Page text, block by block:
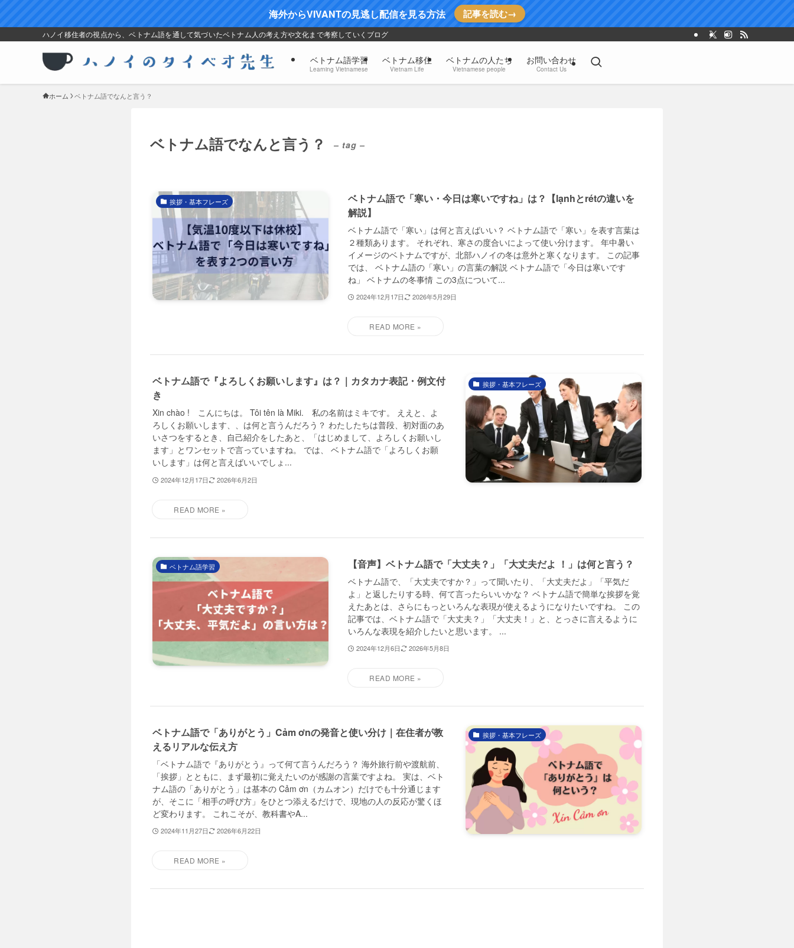
海外からVIVANTの見逃し配信を見る方法 記事を読む→
ハノイ移住者の視点から、ベトナム語を通して気づいたベトナム人の考え方や文化まで考察していくブログ
ベトナム語学習
Learning Vietnamese
ベトナム移住
Vietnam Life
ベトナムの人たち
Vietnamese people
お問い合わせ
Contact Us
ホーム ベトナム語でなんと言う？
ベトナム語でなんと言う？ – tag –
挨拶・基本フレーズ
ベトナム語で「寒い・今日は寒いですね」は？【lạnhとrétの違いを
解説】
ベトナム語で「寒い」は何と言えばいい？ ベトナム語で「寒い」を表す言葉は
２種類あります。 それぞれ、寒さの度合いによって使い分けます。 年中暑い
イメージのベトナムですが、北部ハノイの冬は意外と寒くなります。 この記事
では、 ベトナム語の「寒い」の言葉の解説 ベトナム語で「今日は寒いです
ね」 ベトナムの冬事情 この3点について...
2024年12月17日 2026年5月29日
挨拶・基本フレーズ
ベトナム語で『よろしくお願いします』は？｜カタカナ表記・例文付
き
Xin chào ! こんにちは。 Tôi tên là Miki. 私の名前はミキです。 ええと、よ
ろしくお願いします、、は何と言うんだろう？ わたしたちは普段、初対面のあ
いさつをするとき、自己紹介をしたあと、「はじめまして、よろしくお願いし
ます」とワンセットで言っていますね。 では、 ベトナム語で「よろしくお願
いします」は何と言えばいいでしょ...
2024年12月17日 2026年6月2日
ベトナム語学習 【音声】ベトナム語で「大丈夫？」「大丈夫だよ ！」は何と言う？
ベトナム語で、「大丈夫ですか？」って聞いたり、「大丈夫だよ」「平気だ
よ」と返したりする時、何て言ったらいいかな？ ベトナム語で簡単な挨拶を覚
えたあとは、さらにもっといろんな表現が使えるようになりたいですね。 この
記事では、ベトナム語で「大丈夫？」「大丈夫！」と、とっさに言えるように
いろんな表現を紹介したいと思います。 ...
2024年12月6日 2026年5月8日
挨拶・基本フレーズ
ベトナム語で「ありがとう」Cảm ơnの発音と使い分け｜在住者が教
えるリアルな伝え方
「ベトナム語で『ありがとう』って何て言うんだろう？ 海外旅行前や渡航前、
「挨拶」とともに、まず最初に覚えたいのが感謝の言葉ですよね。 実は、ベト
ナム語の「ありがとう」は基本の Cảm ơn（カムオン）だけでも十分通じます
が、そこに「相手の呼び方」をひとつ添えるだけで、現地の人の反応が驚くほ
ど変わります。 これこそが、教科書やA...
2024年11月27日 2026年6月22日